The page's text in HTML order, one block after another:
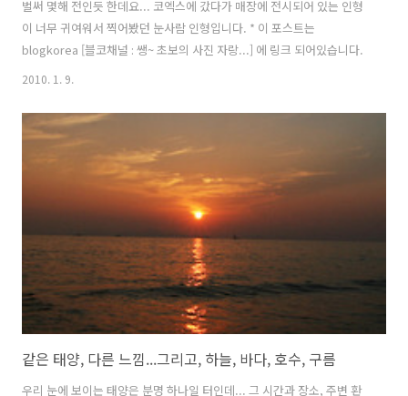
벌써 몇해 전인듯 한데요... 코엑스에 갔다가 매장에 전시되어 있는 인형
이 너무 귀여워서 찍어봤던 눈사람 인형입니다. * 이 포스트는
blogkorea [블코채널 : 쌩~ 초보의 사진 자랑...] 에 링크 되어있습니다.
2010. 1. 9.
같은 태양, 다른 느낌...그리고, 하늘, 바다, 호수, 구름
우리 눈에 보이는 태양은 분명 하나일 터인데... 그 시간과 장소, 주변 환